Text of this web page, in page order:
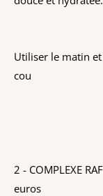
Utiliser le matin
cou
2 - COMPLEXE
euros